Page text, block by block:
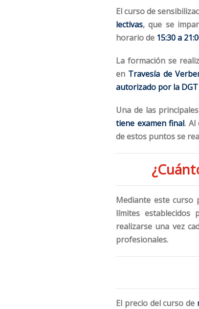
El curso de
lectivas, que se
horario de 15:30 a
La formación se
en Travesía de
autorizado por la DGT
Una de las
tiene examen final. Al
de estos puntos se
Mediante este curso
límites establecidos
realizarse una vez
profesionales.
El precio del curso de